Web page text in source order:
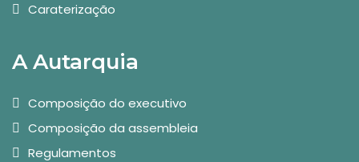
Caraterização
A Autarquia
Composição do executivo
Composição da assembleia
Regulamentos